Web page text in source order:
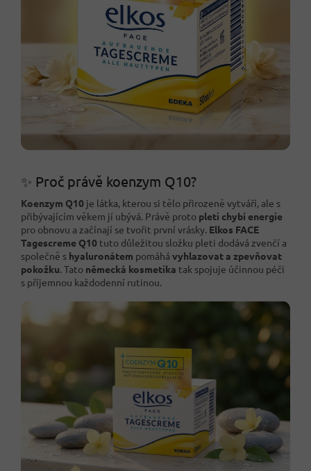
✨ Proč právě koenzym Q10?
Koenzym Q10 je látka, kterou si tělo přirozeně vytváří, ale s
přibývajícím věkem jí ubývá. Právě proto pleti chybí energie
pro obnovu a začínají se tvořit první vrásky. Elkos FACE
Tagescreme Q10 tuto důležitou složku pleti dodává zvenčí a
společně s hyaluronátem pomáhá vyhlazovat a zpevňovat
pokožku. Tato německá kosmetika tak spojuje účinnou péči
s příjemnou každodenní rutinou.